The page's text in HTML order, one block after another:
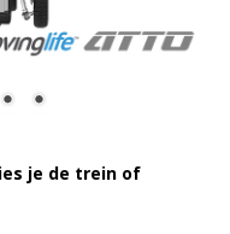
je de trein of